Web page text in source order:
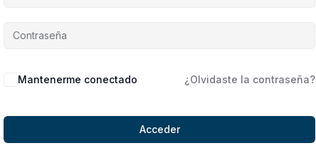
Alternative:
Mantenerme conectado ¿Olvidaste la contraseña?
Acceder